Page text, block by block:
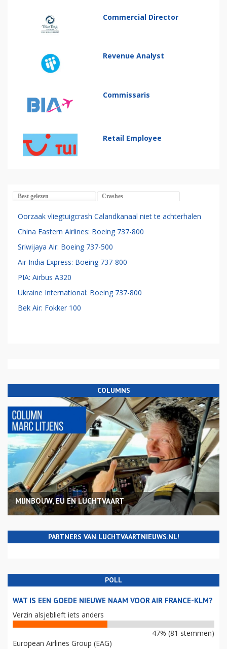
Commercial Director
Revenue Analyst
Commissaris
Retail Employee
Best gelezen Crashes
Oorzaak vliegtuigcrash Calandkanaal niet te achterhalen
China Eastern Airlines: Boeing 737-800
Sriwijaya Air: Boeing 737-500
Air India Express: Boeing 737-800
PIA: Airbus A320
Ukraine International: Boeing 737-800
Bek Air: Fokker 100
COLUMNS
MIJNBOUW, EU EN LUCHTVAART
PARTNERS VAN LUCHTVAARTNIEUWS.NL!
POLL
WAT IS EEN GOEDE NIEUWE NAAM VOOR AIR FRANCE-KLM?
Verzin alsjeblieft iets anders
47% (81 stemmen)
European Airlines Group (EAG)